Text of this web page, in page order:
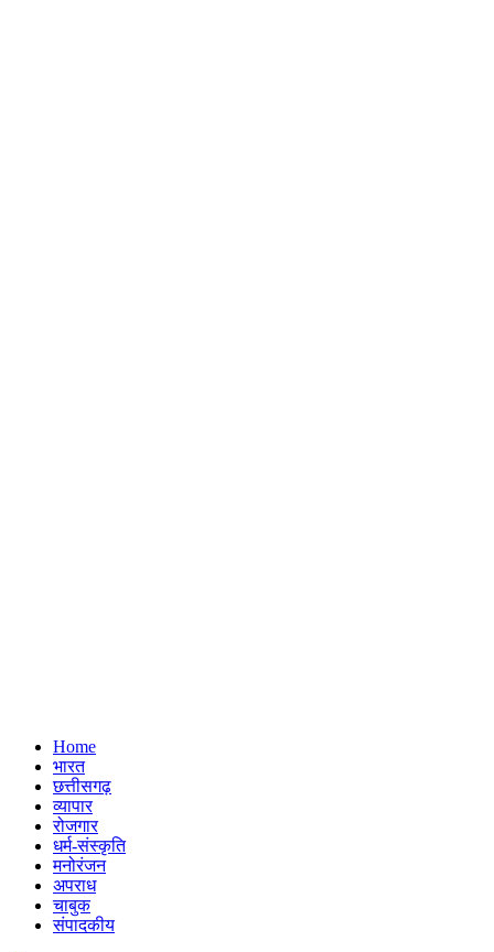
Home
भारत
छत्तीसगढ़
व्यापार
रोजगार
धर्म-संस्कृति
मनोरंजन
अपराध
चाबुक
संपादकीय